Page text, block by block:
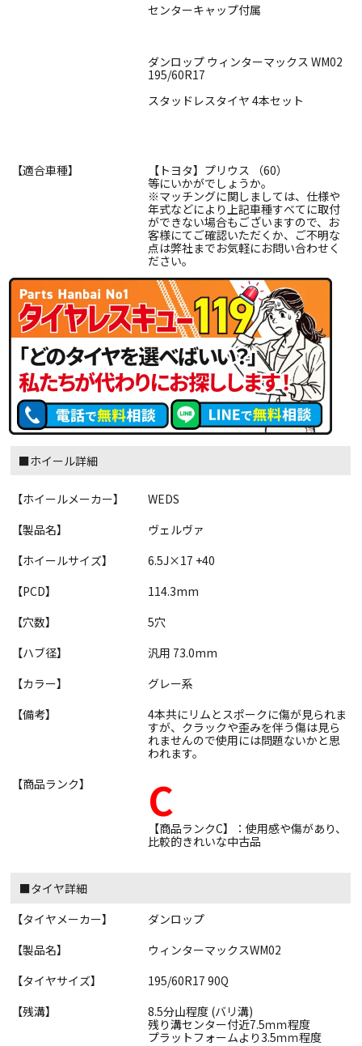
センターキャップ付属
ダンロップ ウィンターマックス WM02
195/60R17
スタッドレスタイヤ 4本セット
【適合車種】
【トヨタ】プリウス （60）
等にいかがでしょうか。
※マッチングに関しましては、仕様や
年式などにより上記車種すべてに取付
ができない場合もございますので、お
客様にてご確認いただくか、ご不明な
点は弊社までお気軽にお問い合わせく
ださい。
■ホイール詳細
【ホイールメーカー】
WEDS
【製品名】
ヴェルヴァ
【ホイールサイズ】
6.5J×17 +40
【PCD】
114.3mm
【穴数】
5穴
【ハブ径】
汎用 73.0mm
【カラー】
グレー系
【備考】
4本共にリムとスポークに傷が見られま
すが、クラックや歪みを伴う傷は見ら
れませんので使用には問題ないかと思
われます。
【商品ランク】
C
【商品ランクC】：使用感や傷があり、
比較的きれいな中古品
■タイヤ詳細
【タイヤメーカー】
ダンロップ
【製品名】
ウィンターマックスWM02
【タイヤサイズ】
195/60R17 90Q
【残溝】
8.5分山程度 (バリ溝)
残り溝センター付近7.5ｍｍ程度
プラットフォームより3.5ｍｍ程度